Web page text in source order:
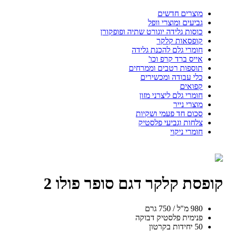
מוצרים חדשים
גביעים ומוצרי וופל
כוסות גלידה יוגורט שתיה ופופקורן
קופסאות קלקר
חומרי גלם להכנת גלידה
אייס ברד קרפ וכו'
תוספות רטבים וממרחים
כלי עבודה ומכשירים
קפואים
חומרי גלם ליצרני מזון
מוצרי נייר
סכום חד פעמי ושקיות
צלחות וגביעי פלסטיק
חומרי ניקוי
קופסת קלקר דגם סופר פולו 2
980 מ"ל / 750 גרם
פנימית פלסטיק דבוקה
50 יחידות בקרטון